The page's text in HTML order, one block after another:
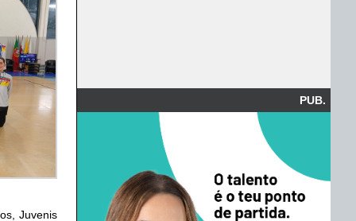
Juvenis
PUB.